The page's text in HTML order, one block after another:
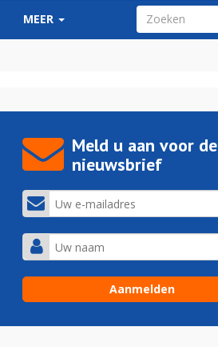
MEER ZOEKVELD
Meld u aan voor de
nieuwsbrief